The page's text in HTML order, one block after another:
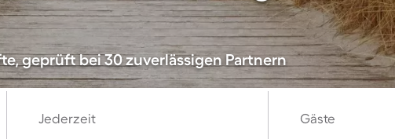
geprüft bei 30 zuverlässigen Partnern
Jederzeit Gäste